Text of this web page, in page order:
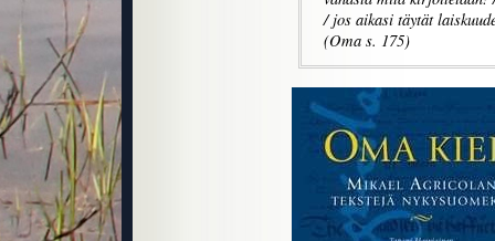
/ jos aikasi täytät
(Oma s. 175)